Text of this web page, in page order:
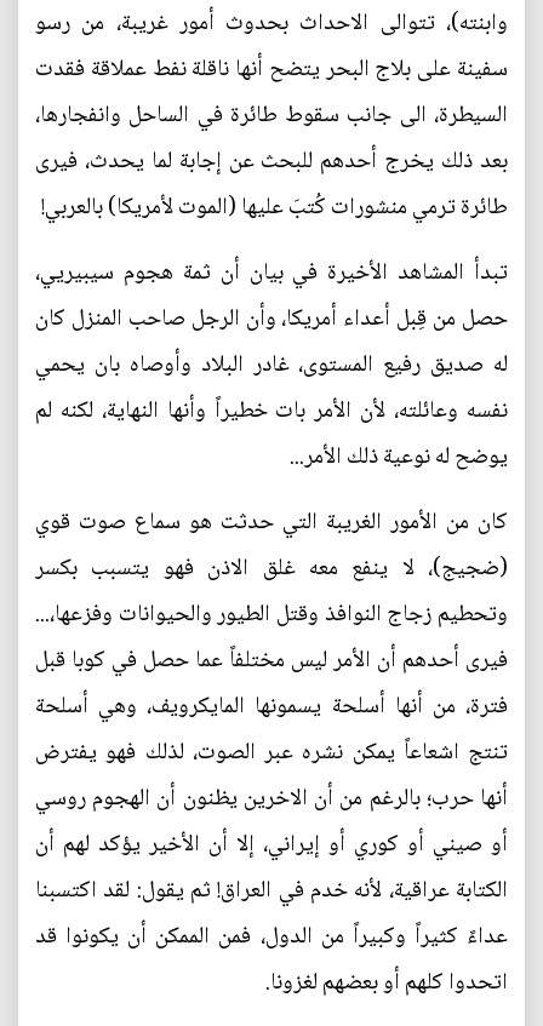
وابنته)، تتوالى الاحداث بحدوث أمور غريبة، من رسو
سفينة على بلاج البحر يتضح أنها ناقلة نفط عملاقة فقدت
السيطرة، الى جانب سقوط طائرة في الساحل وانفجارها،
بعد ذلك يخرج أحدهم للبحث عن إجابة لما يحدث، فيرى
طائرة ترمي منشورات كُتبَ عليها (الموت لأمريكا) بالعربي!
تبدأ المشاهد الأخيرة في بيان أن ثمة هجوم سيبيريي،
حصل من قِبل أعداء أمريكا، وأن الرجل صاحب المنزل كان
له صديق رفيع المستوى، غادر البلاد وأوصاه بان يحمي
نفسه وعائلته، لأن الأمر بات خطيراً وأنها النهاية، لكنه لم
يوضح له نوعية ذلك الأمر...
كان من الأمور الغريبة التي حدثت هو سماع صوت قوي
(ضجيج)، لا ينفع معه غلق الاذن فهو يتسبب بكسر
وتحطيم زجاج النوافذ وقتل الطيور والحيوانات وفزعها،...
فيرى أحدهم أن الأمر ليس مختلفاً عما حصل في كوبا قبل
فترة، من أنها أسلحة يسمونها المايكرويف، وهي أسلحة
تنتج اشعاعاً يمكن نشره عبر الصوت، لذلك فهو يفترض
أنها حرب؛ بالرغم من أن الاخرين يظنون أن الهجوم روسي
أو صيني أو كوري أو إيراني، إلا أن الأخير يؤكد لهم أن
الكتابة عراقية، لأنه خدم في العراق! ثم يقول: لقد اكتسبنا
عداءً كثيراً وكبيراً من الدول، فمن الممكن أن يكونوا قد
اتحدوا كلهم أو بعضهم لغزونا.